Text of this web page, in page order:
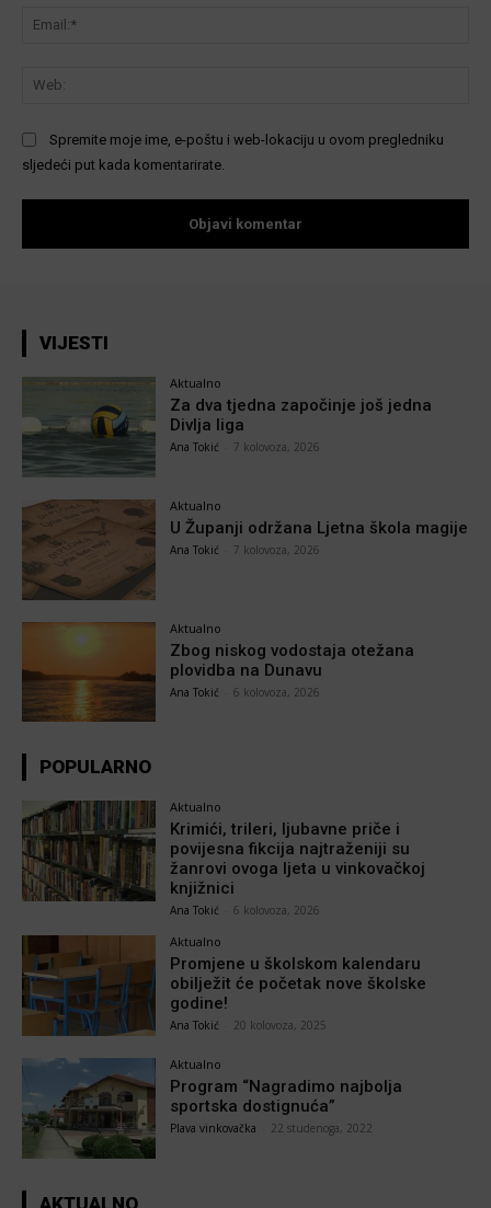
Spremite moje ime, e-poštu i web-lokaciju u ovom pregledniku
sljedeći put kada komentarirate.
VIJESTI
Aktualno
Za dva tjedna započinje još jedna
Divlja liga
Ana Tokić 7 kolovoza, 2026
Aktualno
U Županji održana Ljetna škola magije
Ana Tokić 7 kolovoza, 2026
Aktualno
Zbog niskog vodostaja otežana
plovidba na Dunavu
Ana Tokić 6 kolovoza, 2026
POPULARNO
Aktualno
Krimići, trileri, ljubavne priče i
povijesna fikcija najtraženiji su
žanrovi ovoga ljeta u vinkovačkoj
knjižnici
Ana Tokić 6 kolovoza, 2026
Aktualno
Promjene u školskom kalendaru
obilježit će početak nove školske
godine!
Ana Tokić 20 kolovoza, 2025
Aktualno
Program “Nagradimo najbolja
sportska dostignuća”
Plava vinkovačka 22 studenoga, 2022
AKTUALNO